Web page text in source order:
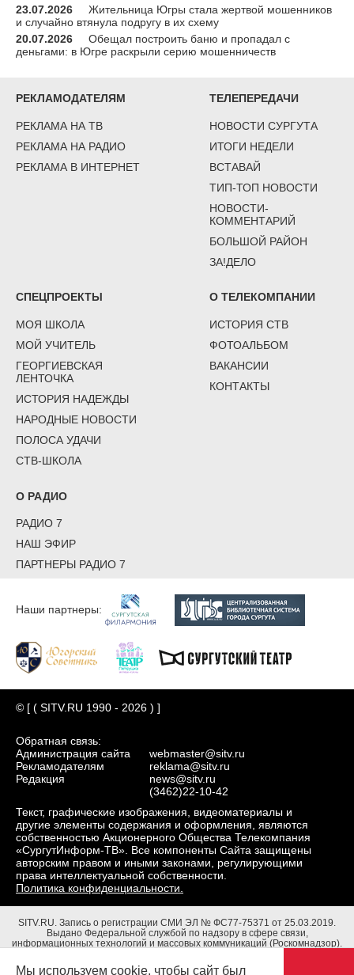
23.07.2026
Жительница Югры стала жертвой мошенников
и случайно втянула подругу в их схему
20.07.2026
Обещал построить баню и пропадал с
деньгами: в Югре раскрыли серию мошенничеств
РЕКЛАМОДАТЕЛЯМ
РЕКЛАМА НА ТВ
РЕКЛАМА НА РАДИО
РЕКЛАМА В ИНТЕРНЕТ
ТЕЛЕПЕРЕДАЧИ
НОВОСТИ СУРГУТА
ИТОГИ НЕДЕЛИ
ВСТАВАЙ
ТИП-ТОП НОВОСТИ
НОВОСТИ-
КОММЕНТАРИЙ
БОЛЬШОЙ РАЙОН
ЗА!ДЕЛО
СПЕЦПРОЕКТЫ
МОЯ ШКОЛА
МОЙ УЧИТЕЛЬ
ГЕОРГИЕВСКАЯ
ЛЕНТОЧКА
ИСТОРИЯ НАДЕЖДЫ
НАРОДНЫЕ НОВОСТИ
ПОЛОСА УДАЧИ
СТВ-ШКОЛА
О ТЕЛЕКОМПАНИИ
ИСТОРИЯ СТВ
ФОТОАЛЬБОМ
ВАКАНСИИ
КОНТАКТЫ
О РАДИО
РАДИО 7
НАШ ЭФИР
ПАРТНЕРЫ РАДИО 7
Наши партнеры:
© [ ( SITV.RU 1990 - 2026 ) ]
Обратная связь:
Администрация сайта
Рекламодателям
Редакция
webmaster@sitv.ru
reklama@sitv.ru
news@sitv.ru
(3462)22-10-42
Текст, графические изображения, видеоматериалы и
другие элементы содержания и оформления, являются
собственностью Акционерного Общества Телекомпания
«СургутИнформ-ТВ». Все компоненты Сайта защищены
авторским правом и иными законами, регулирующими
права интеллектуальной собственности.
Политика конфиденциальности.
SITV.RU. Запись о регистрации СМИ ЭЛ № ФС77-75371 от 25.03.2019.
Выдано Федеральной службой по надзору в сфере связи,
информационных технологий и массовых коммуникаций (Роскомнадзор).
Адрес редакции: 628403, Тюменская обл., ХМАО - Югра, г. Сургут, ул.
Мы используем cookie, чтобы сайт был